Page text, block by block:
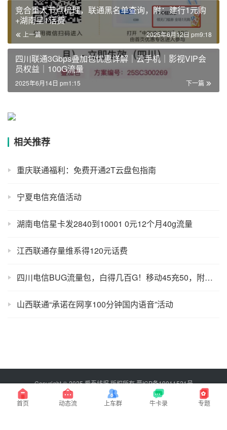
竞合重大节点梳理，联通黑名单查询，附：建行1元购
+湖南星1话费
上一篇 2025年6月12日 pm9:18
四川联通3Gbps叠加包优惠详解｜云手机｜影视VIP会
员权益｜100G流量
下一篇
2025年6月14日 pm1:15
相关推荐
重庆联通福利：免费开通2T云盘包指南
宁夏电信充值活动
湖南电信星卡发2840到10001 0元12个月40g流量
江西联通存量维系得120元话费
四川电信BUG流量包，白得几百G！移动45充50，附：话费1充2快捷指令
山西联通“承诺在网享100分钟国内语音”活动
Copyright © 2025 爱吾线报 版权所有晋ICP备19011521号
百度搜索：爱吾线报，永不迷路！
首页
动态流 上车群 牛卡录 专题